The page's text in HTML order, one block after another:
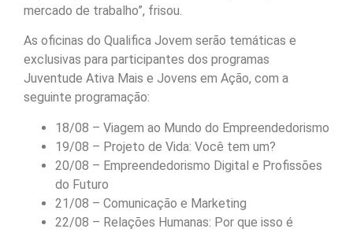
mercado de trabalho”, frisou.
As oficinas do Qualifica Jovem serão temáticas e
exclusivas para participantes dos programas
Juventude Ativa Mais e Jovens em Ação, com a
seguinte programação:
18/08 – Viagem ao Mundo do Empreendedorismo
19/08 – Projeto de Vida: Você tem um?
20/08 – Empreendedorismo Digital e Profissões
do Futuro
21/08 – Comunicação e Marketing
22/08 – Relações Humanas: Por que isso é